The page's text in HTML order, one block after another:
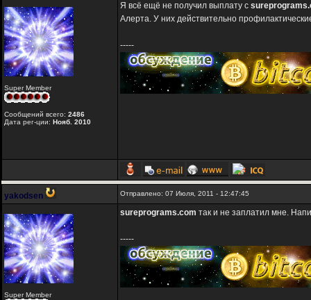
Super Member
Сообщений всего: 2486
Дата рег-ции: Нояб. 2010
Я всё ещё не получил выплату с
Алерта. У них действительно
-----
yakodsen Отправлено: 07 Июля, 2011 - 12:47:45
Super Member
sureprograms.com так и не заплатил мне.
-----